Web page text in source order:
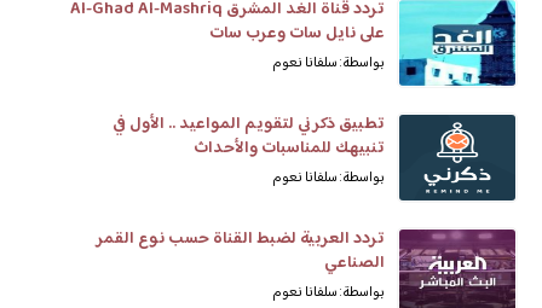
تردد قناة الغد المشرق Al-Ghad Al-Mashriq
على نايل سات وعرب سات
بواسطة: سلفانا نعوم
تطبيق ذكرني لتقويم المواعيد .. الأول في
تنبيهك للمناسبات والأحداث
بواسطة: سلفانا نعوم
تردد العربية لضبط القناة حسب نوع القمر
الصناعي
بواسطة: سلفانا نعوم